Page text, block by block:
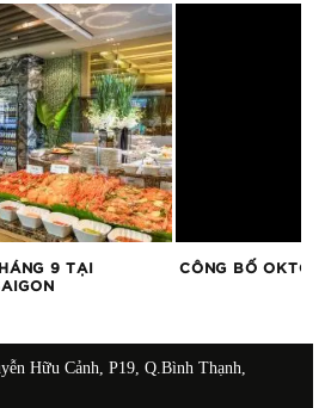
9 TẠI
CÔNG BỐ
Hữu Cảnh, P19, Q.Bình Thạnh,